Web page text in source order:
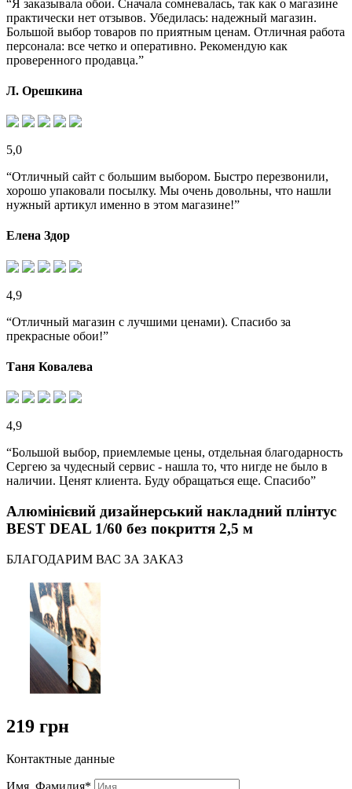
“Я заказывала обои. Сначала сомневалась, так как о магазине
практически нет отзывов. Убедилась: надежный магазин.
Большой выбор товаров по приятным ценам. Отличная работа
персонала: все четко и оперативно. Рекомендую как
проверенного продавца.”
Л. Орешкина
5,0
“Отличный сайт с большим выбором. Быстро перезвонили,
хорошо упаковали посылку. Мы очень довольны, что нашли
нужный артикул именно в этом магазине!”
Елена Здор
4,9
“Отличный магазин с лучшими ценами). Спасибо за
прекрасные обои!”
Таня Ковалева
4,9
“Большой выбор, приемлемые цены, отдельная благодарность
Сергею за чудесный сервис - нашла то, что нигде не было в
наличии. Ценят клиента. Буду обращаться еще. Спасибо”
Алюмінієвий дизайнерський накладний плінтус
BEST DEAL 1/60 без покриття 2,5 м
БЛАГОДАРИМ ВАС ЗА ЗАКАЗ
219 грн
Контактные данные